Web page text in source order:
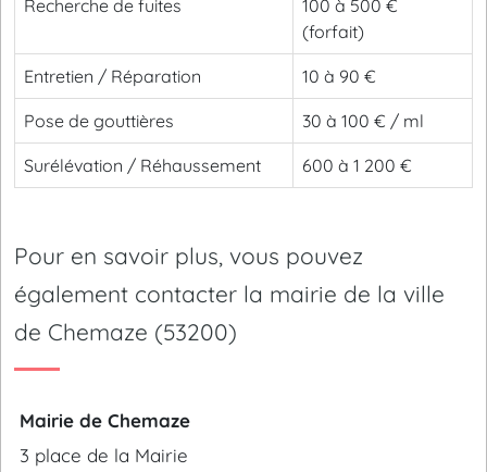
Recherche de fuites
100 à 500 €
(forfait)
Entretien / Réparation 10 à 90 €
Pose de gouttières 30 à 100 € / ml
Surélévation / Réhaussement 600 à 1 200 €
Pour en savoir plus, vous pouvez
également contacter la mairie de la ville
de Chemaze (53200)
Mairie de Chemaze
3 place de la Mairie